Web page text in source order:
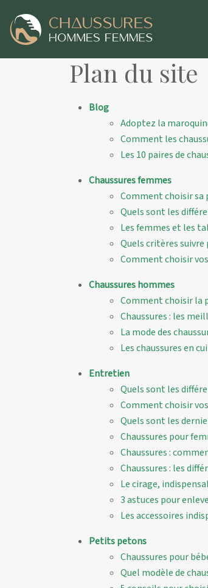
Plan du site
Blog
Adoptez la
Comment les
Les 10 paires de
Chaussures femmes
Comment choisir sa
Quels sont les
Les femmes et les
Quels critères suivre
Comment choisir
Chaussures hommes
Comment choisir la
Chaussures : les
La mode des
Les chaussures en
Entretien
Quels sont les
Comment choisir
Quels sont les
Chaussures pour
Chaussures :
Chaussures : les
Le cirage,
3 astuces pour
Les accessoires
Petits petons
Chaussures pour
Quel modèle de